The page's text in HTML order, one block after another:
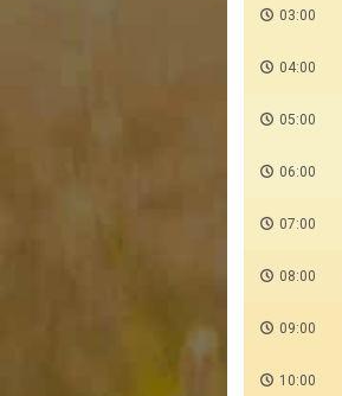
03:00
04:00
05:00
06:00
07:00
08:00
09:00
10:00